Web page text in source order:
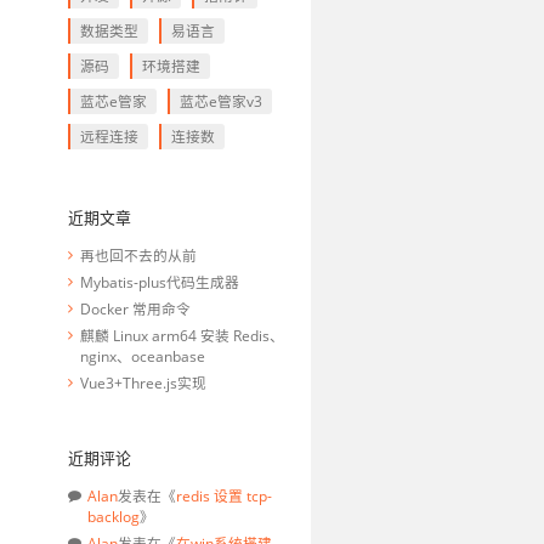
数据类型
易语言
源码
环境搭建
蓝芯e管家
蓝芯e管家v3
远程连接
连接数
近期文章
再也回不去的从前
Mybatis-plus代码生成器
Docker 常用命令
麒麟 Linux arm64 安装 Redis、
nginx、oceanbase
Vue3+Three.js实现
近期评论
Alan发表在《redis 设置 tcp-
backlog》